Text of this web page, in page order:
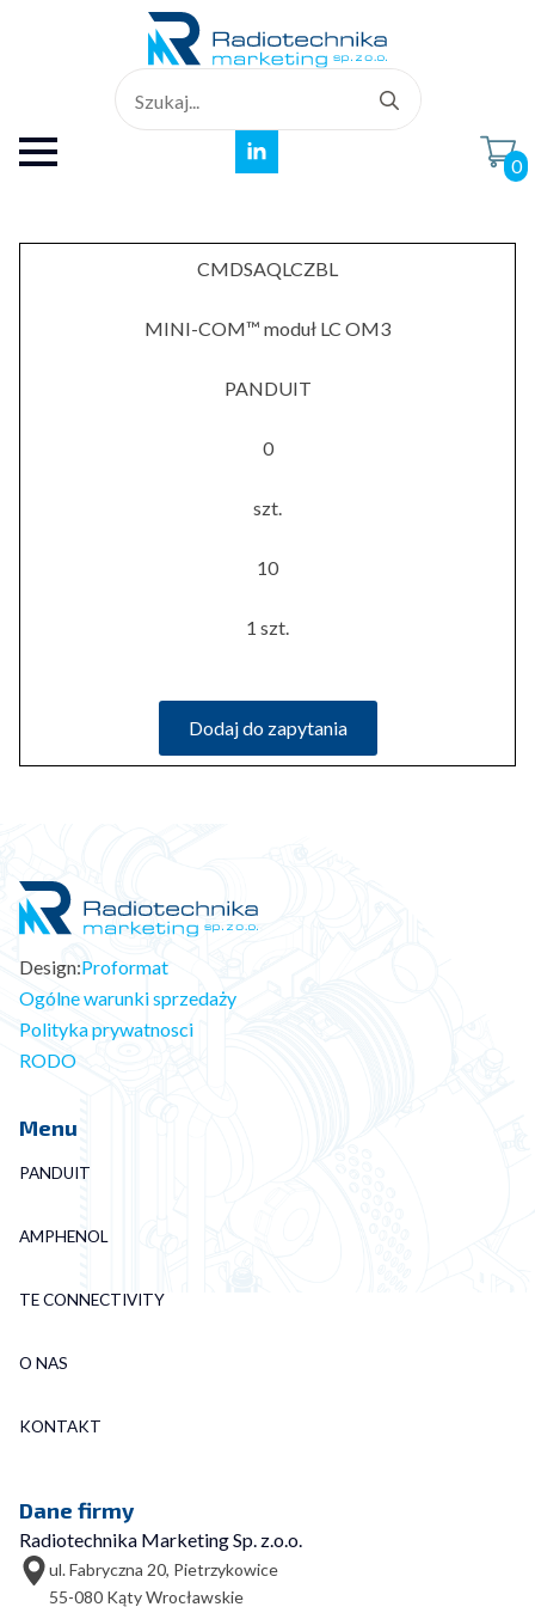
for:
0
CMDSAQLCZBL
MINI-COM™ moduł LC OM3
PANDUIT
0
szt.
10
1 szt.
Dodaj do zapytania
Design:Proformat
Ogólne warunki sprzedaży
Polityka prywatnosci
RODO
Menu
PANDUIT
AMPHENOL
TE CONNECTIVITY
O NAS
KONTAKT
Dane firmy
Radiotechnika Marketing Sp. z.o.o.
ul. Fabryczna 20, Pietrzykowice
55-080 Kąty Wrocławskie